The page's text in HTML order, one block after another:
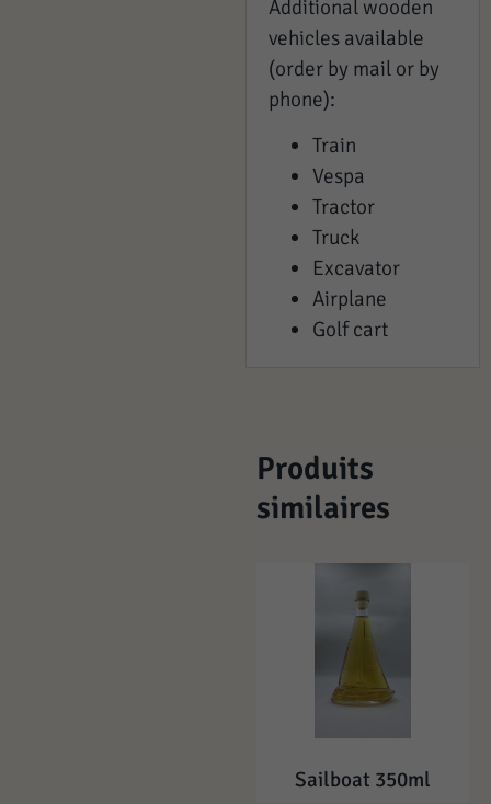
Additional wooden
vehicles available
(order by mail or by
phone):
Train
Vespa
Tractor
Truck
Excavator
Airplane
Golf cart
Produits
similaires
Sailboat 350ml